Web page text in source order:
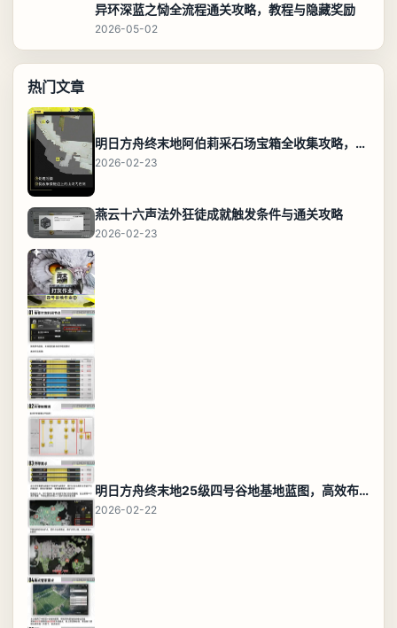
异环深蓝之恸全流程通关攻略，教程与隐藏奖励
2026-05-02
热门文章
明日方舟终末地阿伯莉采石场宝箱全收集攻略，全点位分布图与路线
2026-02-23
燕云十六声法外狂徒成就触发条件与通关攻略
2026-02-23
明日方舟终末地25级四号谷地基地蓝图，高效布局规划
2026-02-22